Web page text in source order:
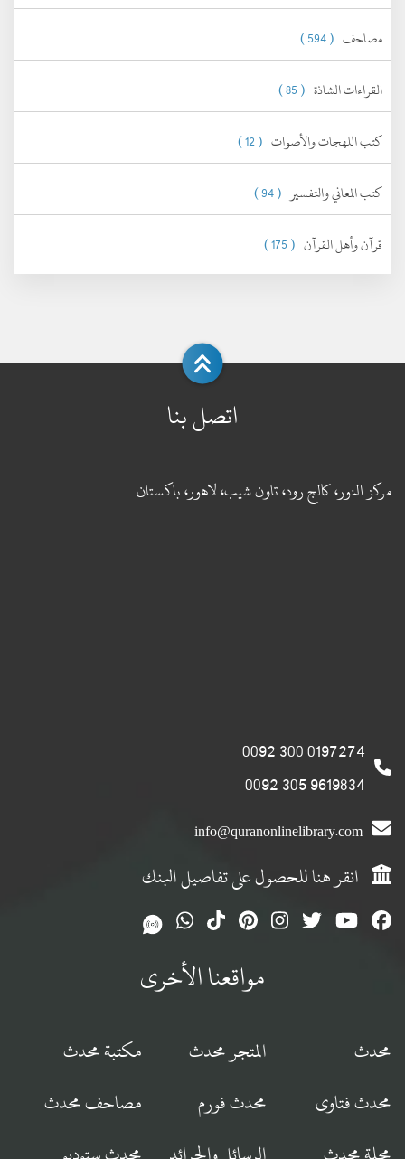
مصاحف ( 594 )
القراءات الشاذة ( 85 )
كتب اللهجات والأصوات ( 12 )
كتب المعاني والتفسير ( 94 )
قرآن وأهل القرآن ( 175 )
اتصل بنا
مركز النور، كالج رود، تاون شيب، لاهور، باكستان
0197274 300 0092
9619834 305 0092
info@quranonlinelibrary.com
انقر هنا للحصول على تفاصيل البنك
مواقعنا الأخرى
محدث المتجر محدث
مكتبة محدث
محدث فتاوى
محدث فورم
مصاحف محدث